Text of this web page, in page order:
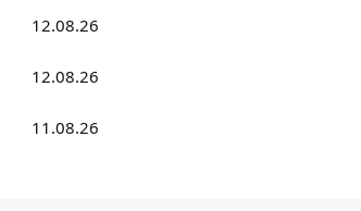
12.08.26
12.08.26
11.08.26